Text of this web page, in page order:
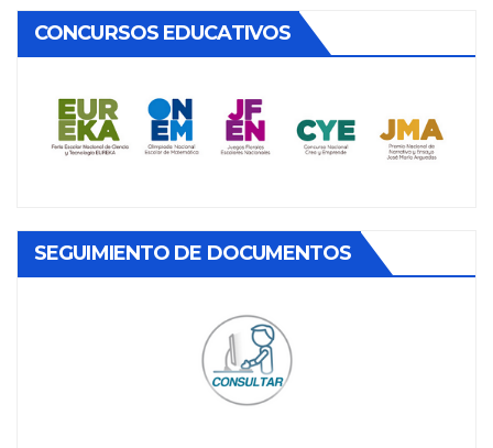
CONCURSOS EDUCATIVOS
SEGUIMIENTO DE DOCUMENTOS